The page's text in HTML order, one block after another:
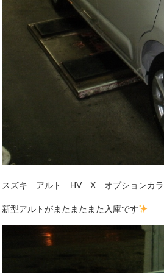
スズキ アルト HV X オプションカ
新型アルトがまたまたまた入庫です